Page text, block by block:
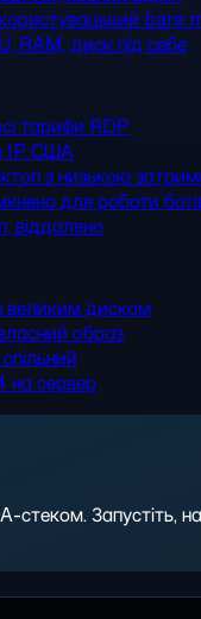
bare
RAM, диск під себе
тарифи RDP
IP США
з низькою
для роботи
віддалено
великим диском
образ
на сервер
Запустіть,